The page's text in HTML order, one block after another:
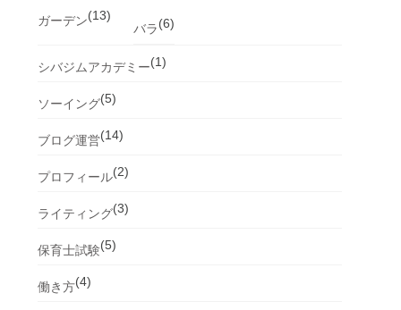
ガーデン(13)
バラ(6)
シバジムアカデミー(1)
ソーイング(5)
ブログ運営(14)
プロフィール(2)
ライティング(3)
保育士試験(5)
働き方(4)